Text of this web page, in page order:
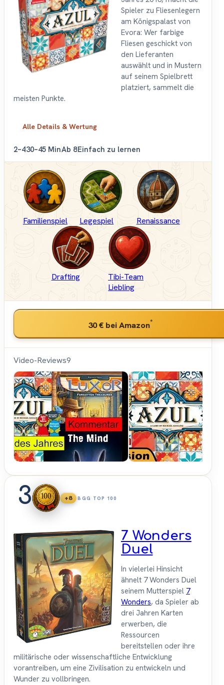
Spieler zu Fliesenlegern
am Königspalast von
Evora: Wer farbige
Fliesen geschickt von
den Lieferanten
auswählt und in Mustern
auf seinem Spielbrett
platziert, sammelt die
meisten Punkte.
Alle Details & Wertung
2–430–45 MinAb 8Einfach zu lernen
Familienspiel Legespiel Renaissance
Drafting
Tibi-Team
Liebling
30 € bei Amazon*
Video-Reviews9
Spielama
3 +8 BGG TOP 100
7 Wonders
Duel
In vielerlei Hinsicht
ähnelt 7 Wonders Duel
seinem Mutterspiel 7
Wonders, da Spieler ab
drei Jahren Karten
erwerben, die
Ressourcen
bereitstellen oder ihre
militärische oder wissenschaftliche Entwicklung
vorantreiben, um eine Zivilisation zu entwickeln und
Wunder zu vollbringen.